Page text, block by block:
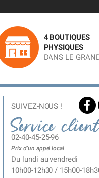
4 BOUTIQUES
PHYSIQUES
DANS LE
SUIVEZ-NOUS !
Service
02-40-45-25-96
Prix d'un appel local
Du lundi au vendredi
10h00-12h30 / 15h00-